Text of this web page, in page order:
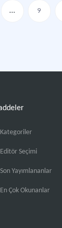
... 9
Kategoriler
Editör Seçimi
Son Yayımlananlar
En Çok Okunanlar